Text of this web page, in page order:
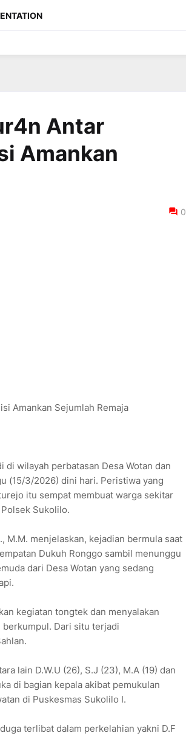
Antar
Amankan
0
Amankan Sejumlah Remaja
wilayah perbatasan Desa Wotan dan
(15/3/2026) dini hari. Peristiwa yang
itu sempat membuat warga sekitar
Sukolilo.
M.M. menjelaskan, kejadian bermula saat
Dukuh Ronggo sambil menunggu
dari Desa Wotan yang sedang
kegiatan tongtek dan menyalakan
berkumpul. Dari situ terjadi
lain D.W.U (26), S.J (23), M.A (19) dan
di bagian kepala akibat pemukulan
di Puskesmas Sukolilo I.
terlibat dalam perkelahian yakni D.F